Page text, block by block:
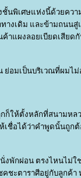
นพิเศษแห่งนี้ด้วยคว
างเดิม และข้ามถนน
าแผงลอยเบียดเสียด
มเป็นบริเวณที่ผมไม่
ก็ให้ตั้งหลักที่สนามห
ชื่อได้ว่าคำพูดนั้นถูกต้
พักผ่อน ตรงไหนไม่ใ
ชะตาราศีอยู่กับลูกค้า